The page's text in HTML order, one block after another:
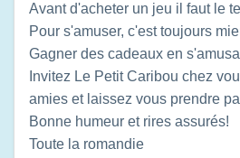
Avant d'acheter un jeu il faut le
Pour s'amuser, c'est toujours
Gagner des cadeaux en
Invitez Le Petit Caribou chez
amies et laissez vous prendre
Bonne humeur et rires assurés!
Toute la romandie